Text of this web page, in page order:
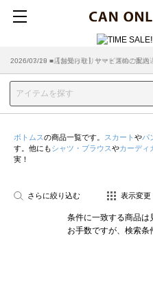
2026/07/29 ■【お知らせ】ヤマト運輸の配送
2026/03/18 ■店舗受け取りサービスのご案内
ボトムスの商品一覧です。 スカート やパ
す。他にもシャツ・ブラウスやカーディ
実！
さらに絞り込む 表示変更
条件に一致する商品は
お手数ですが、検索条